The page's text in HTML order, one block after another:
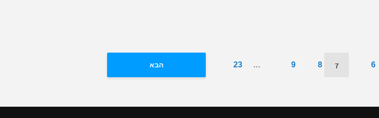
6
7
8
9
…
23 הבא